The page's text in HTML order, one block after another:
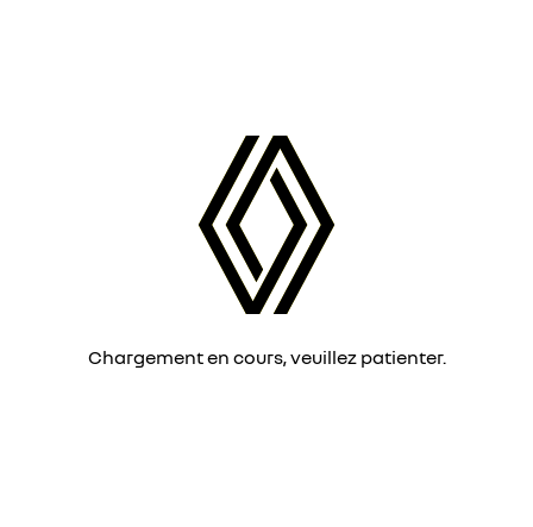
Chargement en cours, veuillez patienter.